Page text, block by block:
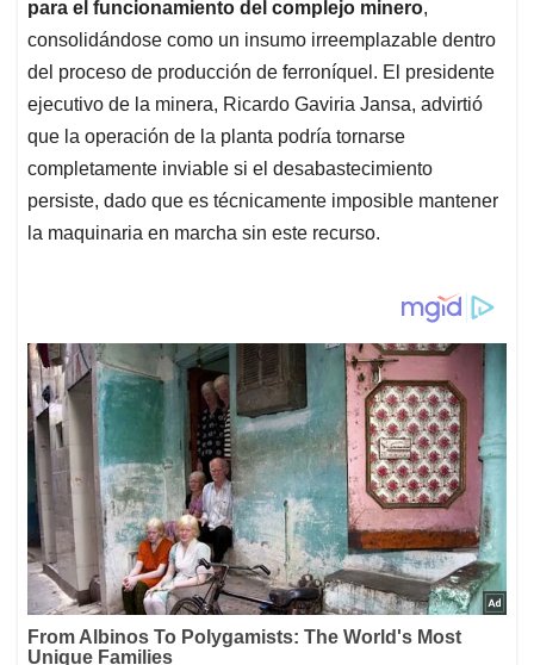
para el funcionamiento del complejo minero,
consolidándose como un insumo irreemplazable dentro
del proceso de producción de ferroníquel. El presidente
ejecutivo de la minera, Ricardo Gaviria Jansa, advirtió
que la operación de la planta podría tornarse
completamente inviable si el desabastecimiento
persiste, dado que es técnicamente imposible mantener
la maquinaria en marcha sin este recurso.